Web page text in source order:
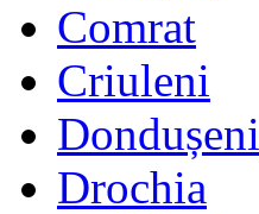
Comrat
Criuleni
Dondușeni
Drochia